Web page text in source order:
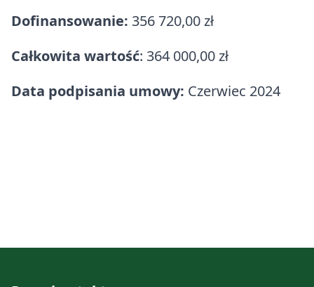
Dofinansowanie: 356 720,00 zł
Całkowita wartość: 364 000,00 zł
Data podpisania umowy: Czerwiec 2024